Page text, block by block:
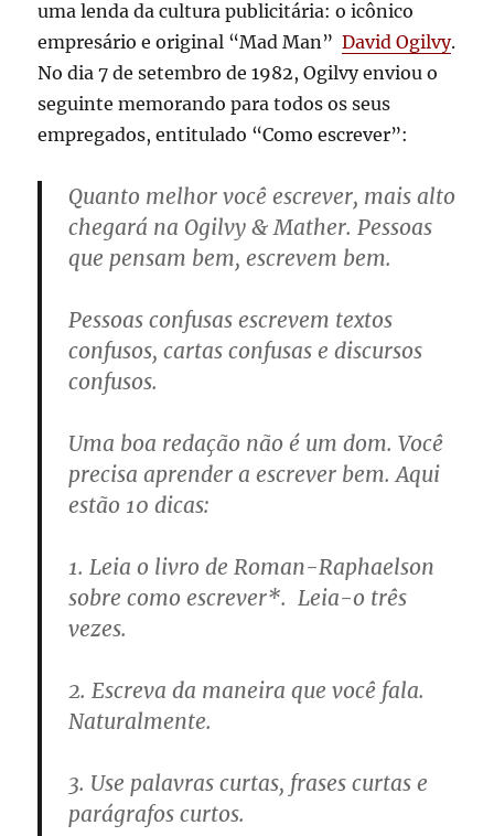
uma lenda da cultura publicitária: o icônico
empresário e original “Mad Man”David Ogilvy.
No dia 7 de setembro de 1982, Ogilvy enviou o
seguinte memorando para todos os seus
empregados, entitulado “Como escrever”:
Quanto melhor você escrever, mais alto
chegará na Ogilvy & Mather. Pessoas
que pensam bem, escrevem bem.
Pessoas confusas escrevem textos
confusos, cartas confusas e discursos
confusos.
Uma boa redação não é um dom. Você
precisa aprender a escrever bem. Aqui
estão 10 dicas:
1. Leia o livro de Roman-Raphaelson
sobre como escrever*. Leia-o três
vezes.
2. Escreva da maneira que você fala.
Naturalmente.
3. Use palavras curtas, frases curtas e
parágrafos curtos.